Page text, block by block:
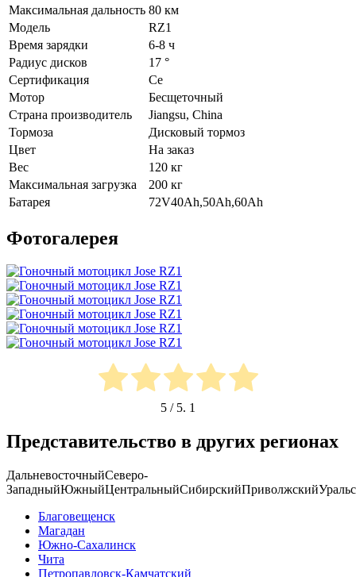
Максимальная дальность 80 км
Модель
RZ1
Время зарядки
6-8 ч
Радиус дисков
17 °
Сертификация
Ce
Мотор
Бесщеточный
Страна производитель
Jiangsu, China
Тормоза
Дисковый тормоз
Цвет
На заказ
Вес
120 кг
Максимальная загрузка
200 кг
Батарея
72V40Ah,50Ah,60Ah
Фотогалерея
5 / 5. 1
Представительство в других регионах
ДальневосточныйСеверо-
ЗападныйЮжныйЦентральныйСибирскийПриволжский
Благовещенск
Магадан
Южно-Сахалинск
Чита
Петропавловск-Камчатский